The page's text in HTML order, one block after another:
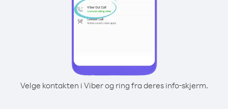
Velge kontakten i Viber og ring fra deres info-skjerm.